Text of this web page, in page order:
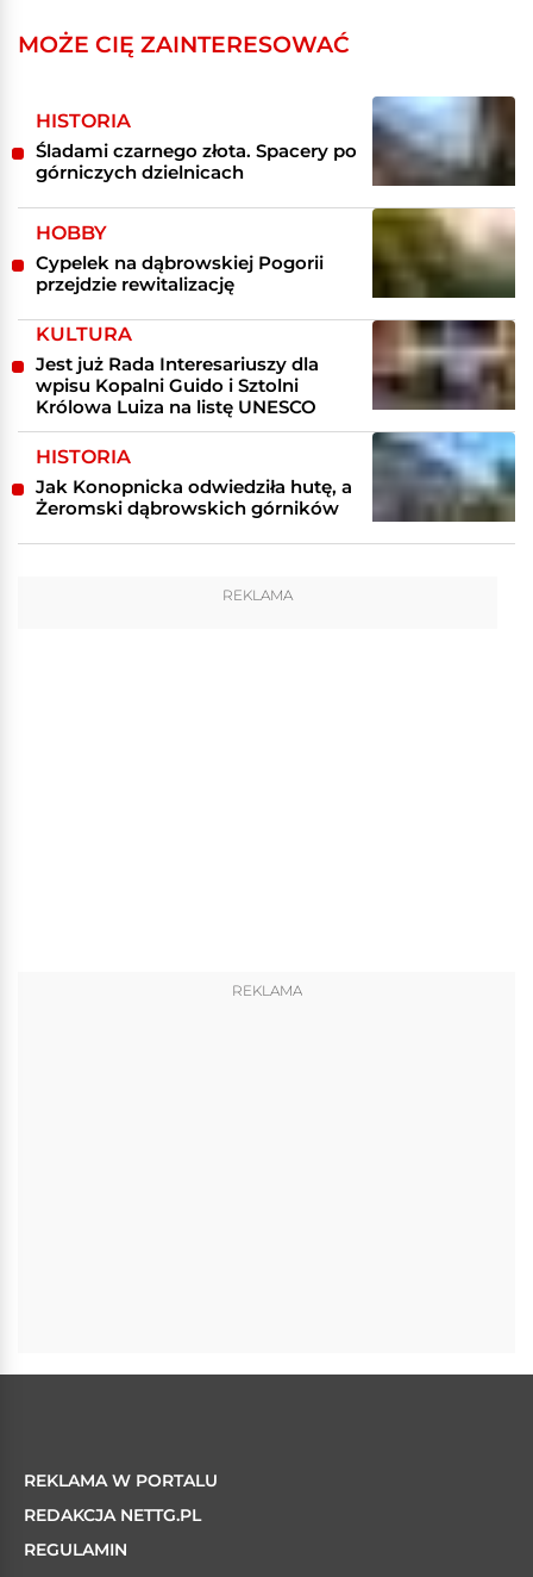
MOŻE CIĘ ZAINTERESOWAĆ
HISTORIA
Śladami czarnego złota. Spacery po
górniczych dzielnicach
HOBBY
Cypelek na dąbrowskiej Pogorii
przejdzie rewitalizację
KULTURA
Jest już Rada Interesariuszy dla
wpisu Kopalni Guido i Sztolni
Królowa Luiza na listę UNESCO
HISTORIA
Jak Konopnicka odwiedziła hutę, a
Żeromski dąbrowskich górników
REKLAMA
REKLAMA
REKLAMA W PORTALU
REDAKCJA NETTG.PL
REGULAMIN